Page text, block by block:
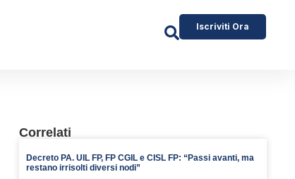
Iscriviti Ora
Correlati
Decreto PA. UIL FP, FP CGIL e CISL FP: “Passi avanti, ma
restano irrisolti diversi nodi”